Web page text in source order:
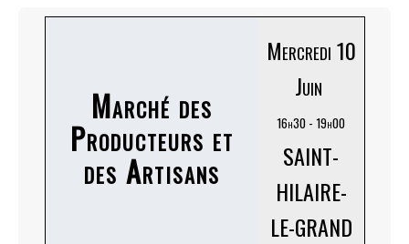
Marché des
Producteurs et
des Artisans
Mercredi 10
Juin
16h30 - 19h00
SAINT-
HILAIRE-
LE-GRAND